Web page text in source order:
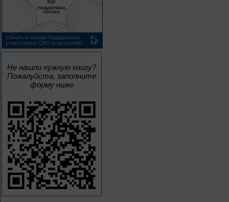
Не нашли нужную книгу?
Пожалуйста, заполните
форму ниже